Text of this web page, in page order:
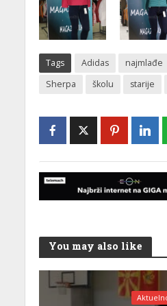
Tags Adidas najmlađe
Sherpa
školu starije
You may also like